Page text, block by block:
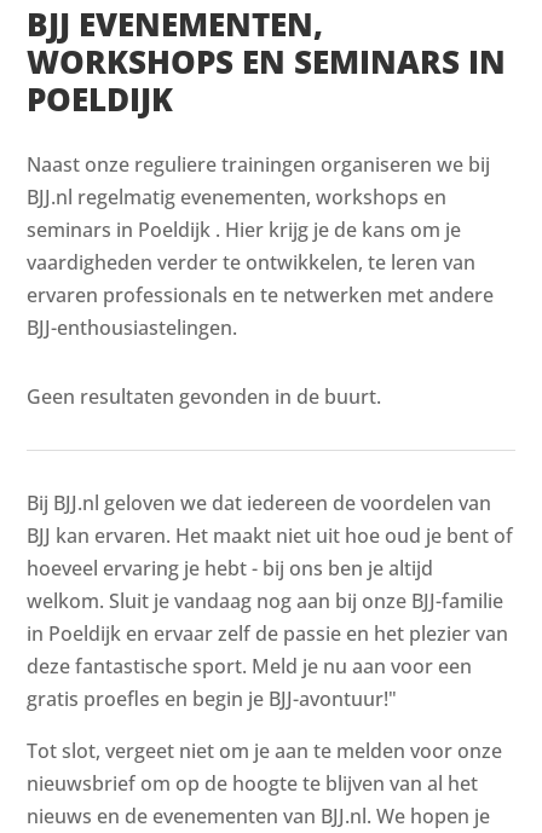
BJJ EVENEMENTEN,
WORKSHOPS EN SEMINARS IN
POELDIJK
Naast onze reguliere trainingen organiseren we bij
BJJ.nl regelmatig evenementen, workshops en
seminars in Poeldijk . Hier krijg je de kans om je
vaardigheden verder te ontwikkelen, te leren van
ervaren professionals en te netwerken met andere
BJJ-enthousiastelingen.
Geen resultaten gevonden in de buurt.
Bij BJJ.nl geloven we dat iedereen de voordelen van
BJJ kan ervaren. Het maakt niet uit hoe oud je bent of
hoeveel ervaring je hebt - bij ons ben je altijd
welkom. Sluit je vandaag nog aan bij onze BJJ-familie
in Poeldijk en ervaar zelf de passie en het plezier van
deze fantastische sport. Meld je nu aan voor een
gratis proefles en begin je BJJ-avontuur!"
Tot slot, vergeet niet om je aan te melden voor onze
nieuwsbrief om op de hoogte te blijven van al het
nieuws en de evenementen van BJJ.nl. We hopen je